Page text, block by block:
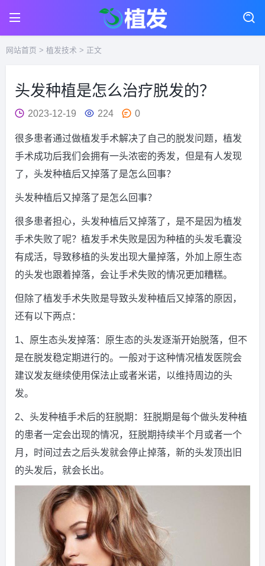
网站首页 > 植发技术 > 正文
头发种植是怎么治疗脱发的？
2023-12-19 224 0
很多患者通过做植发手术解决了自己的脱发问题，植发
手术成功后我们会拥有一头浓密的秀发，但是有人发现
了，头发种植后又掉落了是怎么回事？
头发种植后又掉落了是怎么回事？
很多患者担心，头发种植后又掉落了，是不是因为植发
手术失败了呢？植发手术失败是因为种植的头发毛囊没
有成活，导致移植的头发出现大量掉落，外加上原生态
的头发也跟着掉落，会让手术失败的情况更加糟糕。
但除了植发手术失败是导致头发种植后又掉落的原因，
还有以下两点：
1、原生态头发掉落：原生态的头发逐渐开始脱落，但不
是在脱发稳定期进行的。一般对于这种情况植发医院会
建议发友继续使用保法止或者米诺，以维持周边的头
发。
2、头发种植手术后的狂脱期：狂脱期是每个做头发种植
的患者一定会出现的情况，狂脱期持续半个月或者一个
月，时间过去之后头发就会停止掉落，新的头发顶出旧
的头发后，就会长出。